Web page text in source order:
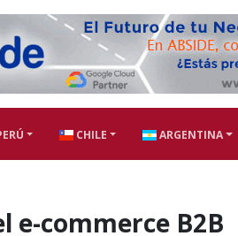
CHILE ARGENTINA
e-commerce B2B